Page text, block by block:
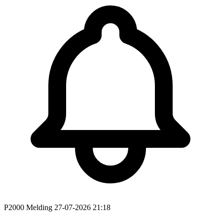
P2000 Melding 27-07-2026 21:18